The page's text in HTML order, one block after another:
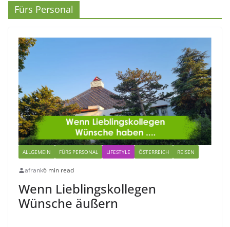
Fürs Personal
ALLGEMEIN FÜRS PERSONAL LIFESTYLE ÖSTERREICH REISEN
afrank6 min read
Wenn Lieblingskollegen
Wünsche äußern